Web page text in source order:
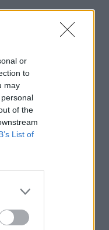
or
to
may
of the
List of